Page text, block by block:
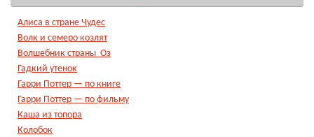
Алиса в стране Чудес
Волк и семеро козлят
Волшебник страны Оз
Гадкий утенок
Гарри Поттер — по книге
Гарри Поттер — по фильму
Каша из топора
Колобок